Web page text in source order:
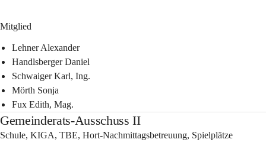
Mitglied
Lehner Alexander
Handlsberger Daniel
Schwaiger Karl, Ing.
Mörth Sonja
Fux Edith, Mag.
Gemeinderats-Ausschuss II
Schule, KIGA, TBE, Hort-Nachmittagsbetreuung, Spielplätze